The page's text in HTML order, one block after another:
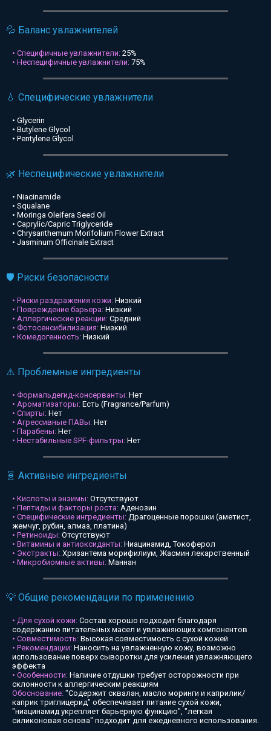
💦 Баланс увлажнителей
• Специфичные увлажнители: 25%
• Неспецифичные увлажнители: 75%
💧 Специфические увлажнители
• Glycerin
• Butylene Glycol
• Pentylene Glycol
🌿 Неспецифические увлажнители
• Niacinamide
• Squalane
• Moringa Oleifera Seed Oil
• Caprylic/Capric Triglyceride
• Chrysanthemum Morifolium Flower Extract
• Jasminum Officinale Extract
🛡️ Риски безопасности
• Риски раздражения кожи: Низкий
• Повреждение барьера: Низкий
• Аллергические реакции: Средний
• Фотосенсибилизация: Низкий
• Комедогенность: Низкий
⚠️ Проблемные ингредиенты
• Формальдегид-консерванты: Нет
• Ароматизаторы: Есть (Fragrance/Parfum)
• Спирты: Нет
• Агрессивные ПАВы: Нет
• Парабены: Нет
• Нестабильные SPF-фильтры: Нет
🧬 Активные ингредиенты
• Кислоты и энзимы: Отсутствуют
• Пептиды и факторы роста: Аденозин
• Специфические ингредиенты: Драгоценные порошки (аметист,
жемчуг, рубин, алмаз, платина)
• Ретиноиды: Отсутствуют
• Витамины и антиоксиданты: Ниацинамид, Токоферол
• Экстракты: Хризантема морифилиум, Жасмин лекарственный
• Микробиомные активы: Маннан
💡 Общие рекомендации по применению
• Для сухой кожи: Состав хорошо подходит благодаря
содержанию питательных масел и увлажняющих компонентов
• Совместимость: Высокая совместимость с сухой кожей
• Рекомендации: Наносить на увлажненную кожу, возможно
использование поверх сыворотки для усиления увлажняющего
эффекта
• Особенности: Наличие отдушки требует осторожности при
склонности к аллергическим реакциям
Обоснование: "Содержит сквалан, масло моринги и каприлик/
каприк триглицерид" обеспечивает питание сухой кожи,
"ниацинамид укрепляет барьерную функцию", "легкая
силиконовая основа" подходит для ежедневного использования.